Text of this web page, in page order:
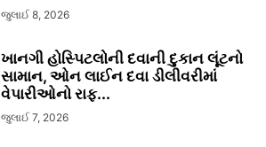
જુલાઈ 8, 2026
ખાનગી હોસ્પિટલોની દવાની દુકાન લૂંટનો
સામાન, ઓન લાઈન દવા ડીલીવરીમાં
વેપારીઓનો રાફ...
જુલાઈ 7, 2026